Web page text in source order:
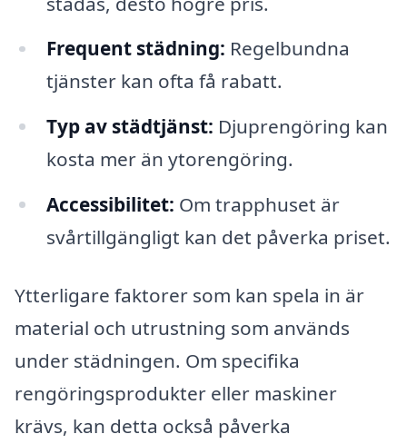
Frequent städning: Regelbundna
tjänster kan ofta få rabatt.
Typ av städtjänst: Djuprengöring kan
kosta mer än ytorengöring.
Accessibilitet: Om trapphuset är
svårtillgängligt kan det påverka priset.
Ytterligare faktorer som kan spela in är
material och utrustning som används
under städningen. Om specifika
rengöringsprodukter eller maskiner
krävs, kan detta också påverka